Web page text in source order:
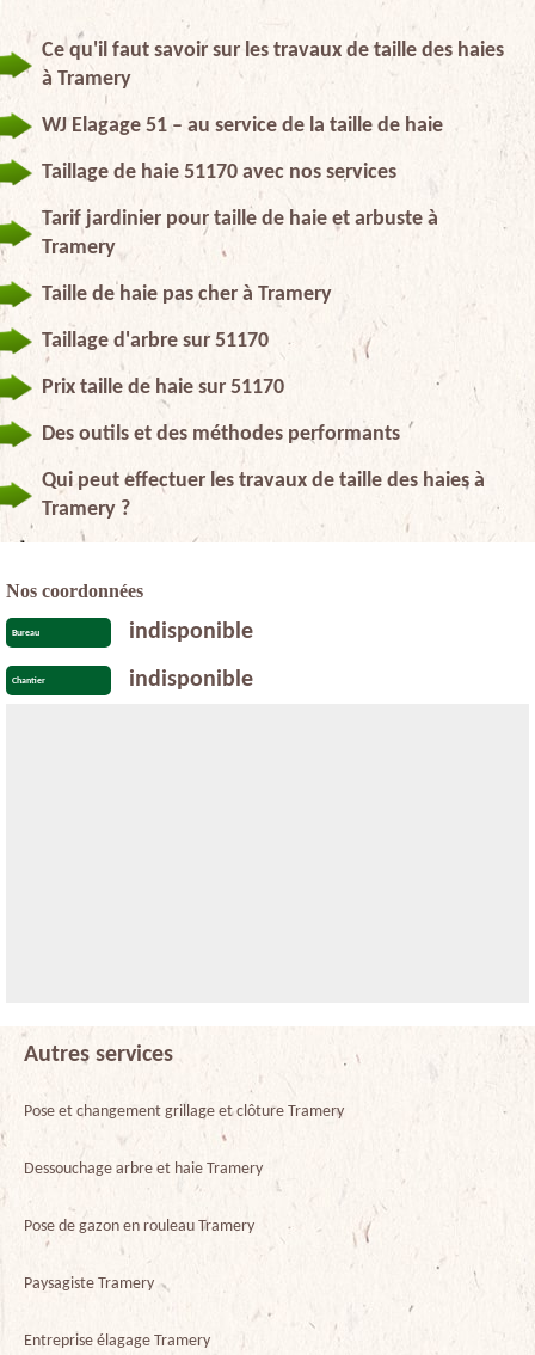
Ce qu'il faut savoir sur les travaux de taille des haies
à Tramery
WJ Elagage 51 – au service de la taille de haie
Taillage de haie 51170 avec nos services
Tarif jardinier pour taille de haie et arbuste à
Tramery
Taille de haie pas cher à Tramery
Taillage d'arbre sur 51170
Prix taille de haie sur 51170
Des outils et des méthodes performants
Qui peut effectuer les travaux de taille des haies à
Tramery ?
Nos coordonnées
Bureau indisponible
Chantier indisponible
Autres services
Pose et changement grillage et clôture Tramery
Dessouchage arbre et haie Tramery
Pose de gazon en rouleau Tramery
Paysagiste Tramery
Entreprise élagage Tramery